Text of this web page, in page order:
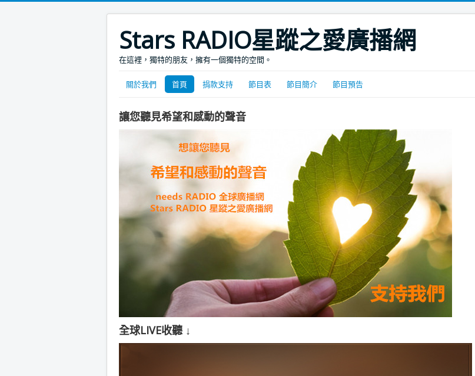
Stars RADIO星蹤之愛廣播網
在這裡，獨特的朋友，擁有一個獨特的空間。
關於我們 首頁 捐款支持 節目表 節目簡介 節目預告
讓您聽見希望和感動的聲音
全球LIVE收聽 ↓